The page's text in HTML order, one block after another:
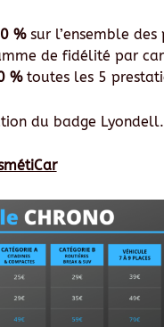
%sur l’ensemble des
de fidélité par
%toutes les 5
du badge Lyondell.